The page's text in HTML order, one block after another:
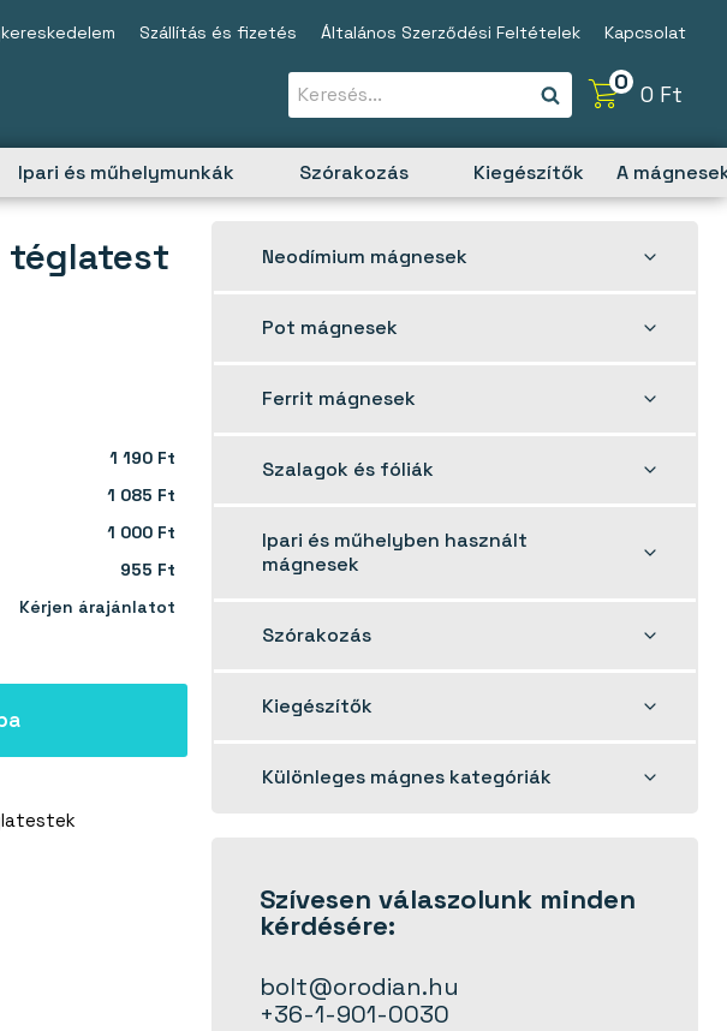
Szállítás és fizetés Általános Szerződési Feltételek Kapcsolat
0 0 Ft
Ipari és műhelymunkák Szórakozás Kiegészítők A
téglatest
1 190 Ft
1 085 Ft
1 000 Ft
955 Ft
Kérjen árajánlatot
Neodímium mágnesek
Toggle
Pot mágnesek
Toggle
Ferrit mágnesek
Toggle
Szalagok és fóliák
Toggle
Ipari és műhelyben használt
mágnesek
child
Szórakozás
Toggle
Kiegészítők
Toggle
Különleges mágnes kategóriák
Toggle
Szívesen válaszolunk minden
kérdésére:
bolt@orodian.hu
+36-1-901-0030